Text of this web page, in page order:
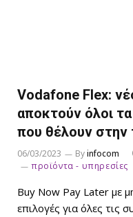
Vodafone Flex:
αποκτούν όλοι
που θέλουν στην
06/03/2023 Byinfocom
προϊόντα - υπηρεσίες
Buy Now Pay Later με
επιλογές για όλες τις